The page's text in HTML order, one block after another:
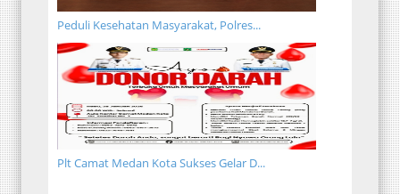
Peduli Kesehatan Masyarakat, Polres...
Plt Camat Medan Kota Sukses Gelar D...